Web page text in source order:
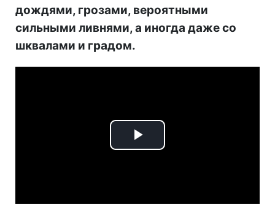
дождями, грозами, вероятными
сильными ливнями, а иногда даже со
шквалами и градом.
Play